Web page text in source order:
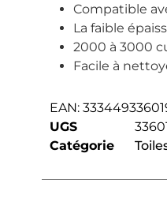
Compatible
La faible
2000 à 3000
Facile à
EAN:
UGS
Catégorie